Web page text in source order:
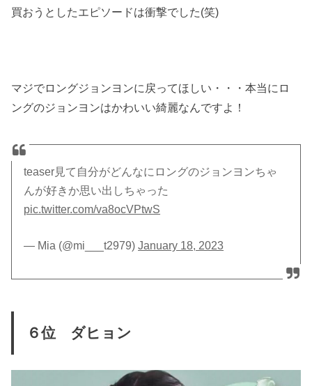
買おうとしたエピソードは衝撃でした(笑)
マジでロングジョンヨンに戻ってほしい・・・本当にロ
ングのジョンヨンはかわいい綺麗なんですよ！
teaser見て自分がどんなにロングのジョンヨンちゃ
んが好きか思い出しちゃった
pic.twitter.com/va8ocVPtwS
— Mia (@mi___t2979)January 18, 2023
６位 ダヒョン